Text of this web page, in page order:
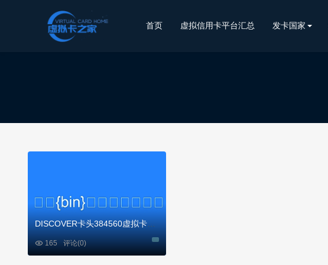
首页 虚拟信用卡平台汇总 发卡国家
DISCOVER卡头384560虚拟卡基础信息
 165 评论(0)